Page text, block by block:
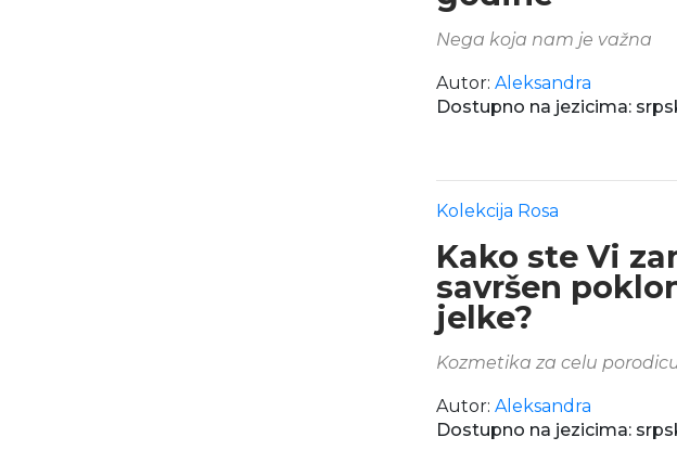
Nega koja nam je važna
Autor: Aleksandra
Dostupno na jezicima:
Kolekcija Rosa
Kako ste Vi
savršen
jelke?
Kozmetika za celu
Autor: Aleksandra
Dostupno na jezicima: